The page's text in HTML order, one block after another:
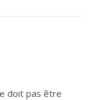
doit pas être